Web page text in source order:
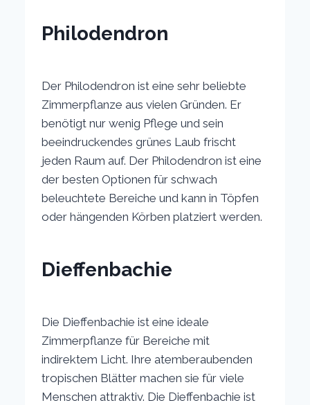
Philodendron
Der Philodendron ist eine sehr beliebte
Zimmerpflanze aus vielen Gründen. Er
benötigt nur wenig Pflege und sein
beeindruckendes grünes Laub frischt
jeden Raum auf. Der Philodendron ist eine
der besten Optionen für schwach
beleuchtete Bereiche und kann in Töpfen
oder hängenden Körben platziert werden.
Dieffenbachie
Die Dieffenbachie ist eine ideale
Zimmerpflanze für Bereiche mit
indirektem Licht. Ihre atemberaubenden
tropischen Blätter machen sie für viele
Menschen attraktiv. Die Dieffenbachie ist